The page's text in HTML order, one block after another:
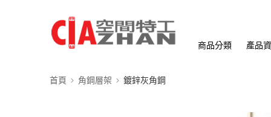
商品分類 產品
首頁 角鋼層架 鍍鋅灰角鋼